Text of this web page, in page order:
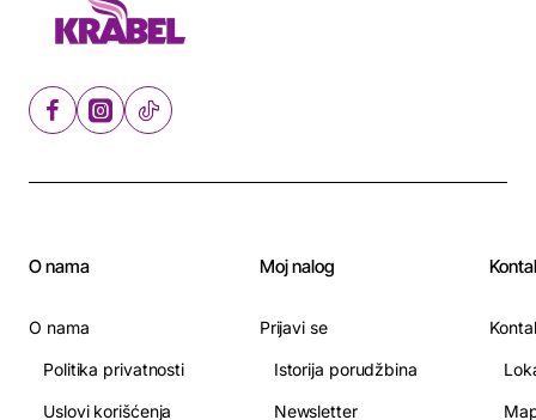
O nama
O nama
Politika privatnosti
Uslovi korišćenja
Moj nalog
Prijavi se
Istorija porudžbina
Newsletter